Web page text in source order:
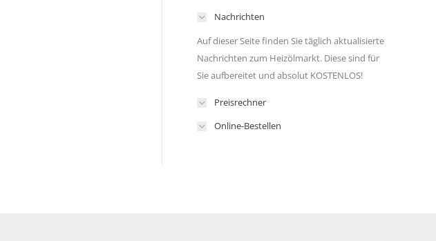
Nachrichten
Auf dieser Seite finden Sie täglich aktualisierte
Nachrichten zum Heizölmarkt. Diese sind für
Sie aufbereitet und absolut KOSTENLOS!
Preisrechner
Online-Bestellen